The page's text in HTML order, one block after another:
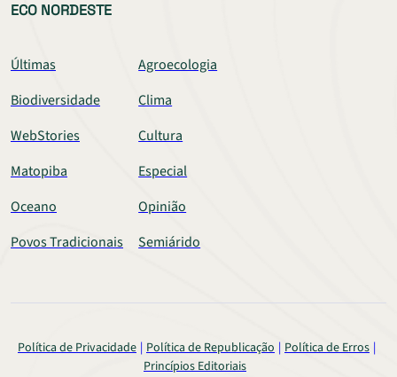
ECO NORDESTE
Últimas
Agroecologia
Biodiversidade
Clima
WebStories
Cultura
Matopiba
Especial
Oceano
Opinião
Povos Tradicionais
Semiárido
Política de Privacidade Política de Republicação Política de Erros
Princípios Editoriais